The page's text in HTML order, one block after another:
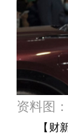
资料图
【财